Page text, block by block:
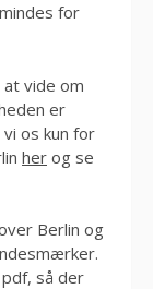
for
at vide om
er
os kun for
her og se
Berlin og
så der